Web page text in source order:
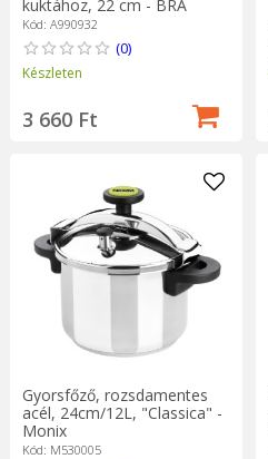
kuktához, 22 cm - BRA
Kód: A990932
(0)
Készleten
3 660 Ft
Gyorsfőző, rozsdamentes
acél, 24cm/12L, "Classica" -
Monix
Kód: M530005